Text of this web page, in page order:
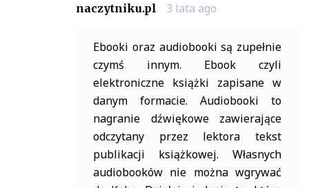
naczytniku.pl 3 lata ago
Ebooki oraz audiobooki są zupełnie
czymś innym. Ebook czyli
elektroniczne książki zapisane w
danym formacie. Audiobooki to
nagranie dźwiękowe zawierające
odczytany przez lektora tekst
publikacji książkowej. Własnych
audiobooków nie można wgrywać